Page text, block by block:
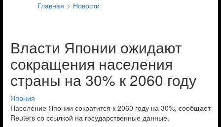
Главная
Новости
Власти Японии ожидают
сокращения населения
страны на 30% к 2060 году
Япония
Население Японии сократится к 2060 году на 30%, сообщает
Reuters со ссылкой на государственные данные.